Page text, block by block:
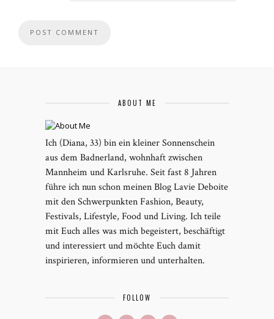
ABOUT ME
Ich (Diana, 33) bin ein kleiner Sonnenschein
aus dem Badnerland, wohnhaft zwischen
Mannheim und Karlsruhe. Seit fast 8 Jahren
führe ich nun schon meinen Blog Lavie Deboite
mit den Schwerpunkten Fashion, Beauty,
Festivals, Lifestyle, Food und Living. Ich teile
mit Euch alles was mich begeistert, beschäftigt
und interessiert und möchte Euch damit
inspirieren, informieren und unterhalten.
FOLLOW